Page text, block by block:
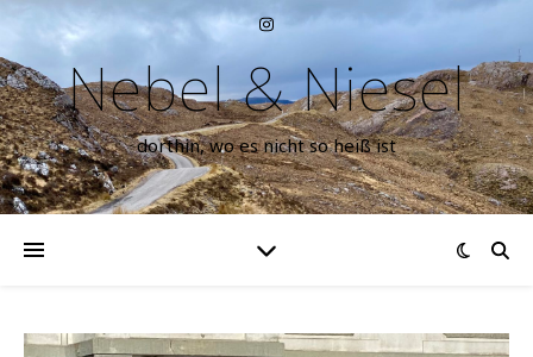
Nebel & Niesel
dorthin, wo es nicht so heiß ist